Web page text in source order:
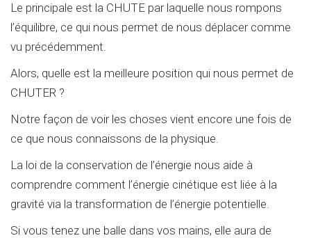
Le principale est la CHUTE par laquelle nous rompons
l’équilibre, ce qui nous permet de nous déplacer comme
vu précédemment.
Alors, quelle est la meilleure position qui nous permet de
CHUTER ?
Notre façon de voir les choses vient encore une fois de
ce que nous connaissons de la physique.
La loi de la conservation de l’énergie nous aide à
comprendre comment l’énergie cinétique est liée à la
gravité via la transformation de l’énergie potentielle.
Si vous tenez une balle dans vos mains, elle aura de